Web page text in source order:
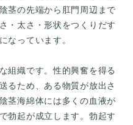
茎の先端から肛門周辺まで
・太さ・形状をつくりだす
なっています。
組織です。性的興奮を得る
るため、ある物質が放出さ
茎海綿体には多くの血液が
勃起が成立します。勃起す